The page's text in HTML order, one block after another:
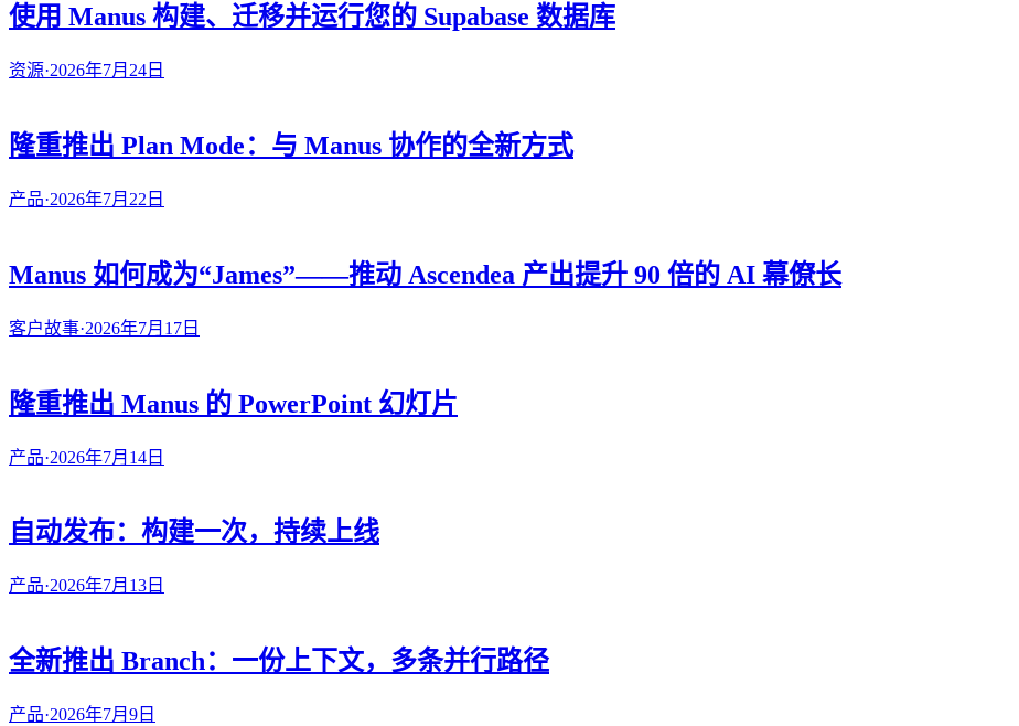
使用 Manus 构建、迁移并运行您的 Supabase 数据库
资源·2026年7月24日
隆重推出 Plan Mode：与 Manus 协作的全新方式
产品·2026年7月22日
Manus 如何成为“James”——推动 Ascendea 产出提升 90 倍的 AI 幕僚长
客户故事·2026年7月17日
隆重推出 Manus 的 PowerPoint 幻灯片
产品·2026年7月14日
自动发布：构建一次，持续上线
产品·2026年7月13日
全新推出 Branch：一份上下文，多条并行路径
产品·2026年7月9日